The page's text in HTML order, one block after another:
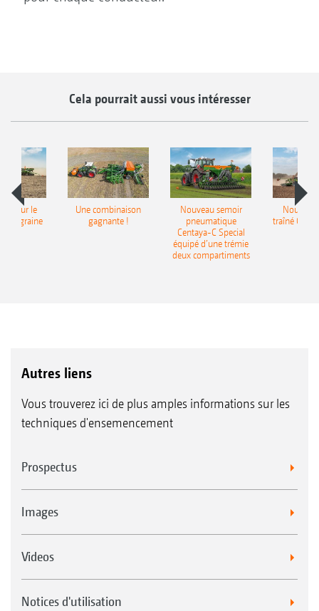
Cela pourrait aussi vous intéresser
pour le
Une combinaison
gagnante !
Nouveau semoir
pneumatique
Centaya-C Special
équipé d’une trémie
deux compartiments
traîné
Autres liens
Vous trouverez ici de plus amples informations sur les
techniques d'ensemencement
Prospectus
Images
Videos
Notices d'utilisation